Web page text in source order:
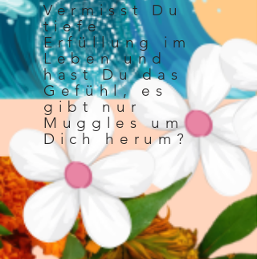
Vermisst Du
tiefe
Erfüllung im
Leben und
hast Du das
Gefühl, es
gibt nur
Muggles um
Dich herum?